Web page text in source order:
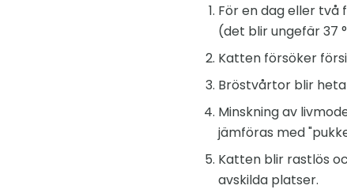
För en dag eller
(det blir ungefär 37
Katten försöker
Bröstvårtor blir
Minskning av
jämföras med
Katten blir rastlös
avskilda platser.